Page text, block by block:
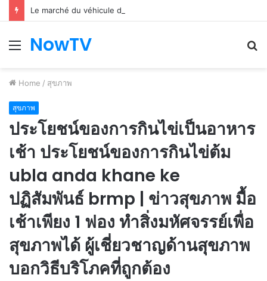
Le marché du véhicule d’occasion en plein essor
Menu
NowTV
Home / สุขภาพ
สุขภาพ
ประโยชน์ของการกินไข่เป็นอาหาร
เช้า ประโยชน์ของการกินไข่ต้ม
ubla anda khane ke
ปฏิสัมพันธ์ brmp | ข่าวสุขภาพ มื้อ
เช้าเพียง 1 ฟอง ทำสิ่งมหัศจรรย์เพื่อ
สุขภาพได้ ผู้เชี่ยวชาญด้านสุขภาพ
บอกวิธีบริโภคที่ถูกต้อง